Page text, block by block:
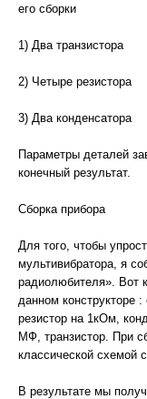
его сборки
1) Два транзистора
2) Четыре резистора
3) Два конденсатора
Параметры деталей
конечный результат.
Сборка прибора
Для того, чтобы
мультивибратора, я
радиолюбителя». Вот
данном конструкторе
резистор на 1кОм,
МФ, транзистор. При
классической схемой
В результате мы